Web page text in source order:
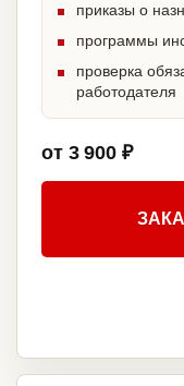
приказы о
программы
проверка
работодателя
от 3 900 ₽